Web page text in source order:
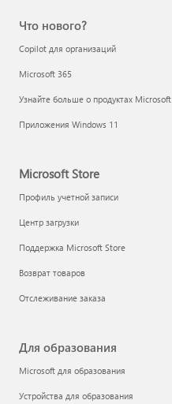
Что нового?
Copilot для организаций
Microsoft 365
Узнайте больше о продуктах Microsoft
Приложения Windows 11
Microsoft Store
Профиль учетной записи
Центр загрузки
Поддержка Microsoft Store
Возврат товаров
Отслеживание заказа
Для образования
Microsoft для образования
Устройства для образования